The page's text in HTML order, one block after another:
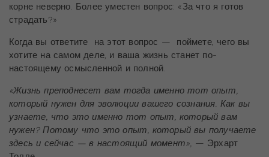
корне неверно. Более уместен вопрос: «За что я готов
страдать?»
Когда вы ответите на этот вопрос — поймете, чего вы
хотите на самом деле, и ваша жизнь станет по-
настоящему осмысленной и полной.
«Жизнь преподнесет вам тогда именно тот опыт,
который нужен для эволюции вашего сознания. Как вы
узнаете, что это именно тот опыт, который вам
нужен? Потому что это опыт, который вы получаете
здесь и сейчас — в настоящий момент», — Эрхарт